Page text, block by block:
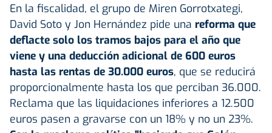
En la fiscalidad, el grupo de Miren Gorrotxategi,
David Soto y Jon Hernández pide una reforma que
deflacte solo los tramos bajos para el año que
viene y una deducción adicional de 600 euros
hasta las rentas de 30.000 euros, que se reducirá
proporcionalmente hasta los que perciban 36.000.
Reclama que las liquidaciones inferiores a 12.500
euros pasen a gravarse con un 18% y no un 23%.